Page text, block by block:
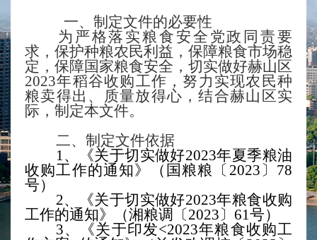
一、 制定文件的必要性
为严格落实粮食安全党政同责要
求，保护种粮农民利益，保障粮食市场稳
定，保障国家粮食安全 ， 切实做好赫山 区
2023年稻谷收购工作，努力实现农民种
粮卖得出、质量放得心 ，结合赫山 区实
际，制定本文件。
二、 制定文件依据
1、
《关于切实做好2023年夏季粮油
收购工作的通知》
（国粮粮〔 2023〕78
号）
2、《关于切实做好2023年粮食收购
工作的通知》
（湘粮调〔2023〕61号）
3、《关于印发<2023年粮食收购工